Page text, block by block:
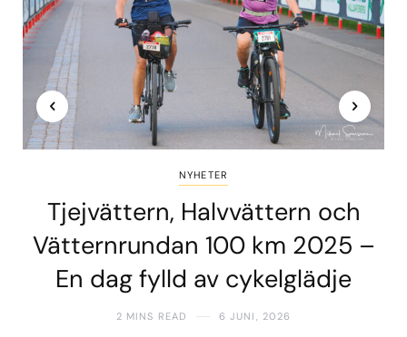
NYHETER
Tjejvättern, Halvvättern och
Vätternrundan 100 km 2025 –
En dag fylld av cykelglädje
2 MINS READ 6 JUNI, 2026